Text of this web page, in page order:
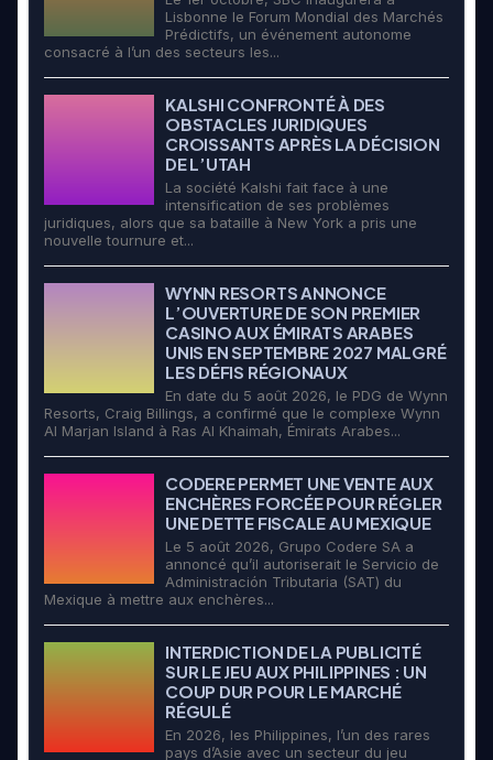
Lisbonne le Forum Mondial des Marchés
Prédictifs, un événement autonome
consacré à l’un des secteurs les...
KALSHI CONFRONTÉ À DES
OBSTACLES JURIDIQUES
CROISSANTS APRÈS LA DÉCISION
DE L’UTAH
La société Kalshi fait face à une
intensification de ses problèmes
juridiques, alors que sa bataille à New York a pris une
nouvelle tournure et...
WYNN RESORTS ANNONCE
L’OUVERTURE DE SON PREMIER
CASINO AUX ÉMIRATS ARABES
UNIS EN SEPTEMBRE 2027 MALGRÉ
LES DÉFIS RÉGIONAUX
En date du 5 août 2026, le PDG de Wynn
Resorts, Craig Billings, a confirmé que le complexe Wynn
Al Marjan Island à Ras Al Khaimah, Émirats Arabes...
CODERE PERMET UNE VENTE AUX
ENCHÈRES FORCÉE POUR RÉGLER
UNE DETTE FISCALE AU MEXIQUE
Le 5 août 2026, Grupo Codere SA a
annoncé qu’il autoriserait le Servicio de
Administración Tributaria (SAT) du
Mexique à mettre aux enchères...
INTERDICTION DE LA PUBLICITÉ
SUR LE JEU AUX PHILIPPINES : UN
COUP DUR POUR LE MARCHÉ
RÉGULÉ
En 2026, les Philippines, l’un des rares
pays d’Asie avec un secteur du jeu